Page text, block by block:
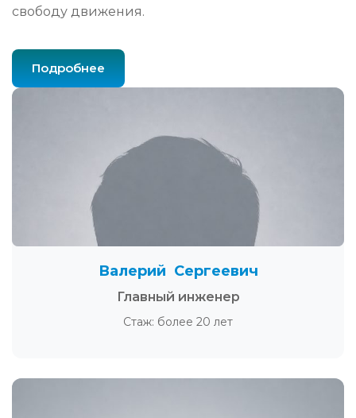
свободу движения.
Подробнее
Валерий Сергеевич
Главный инженер
Стаж: более 20 лет